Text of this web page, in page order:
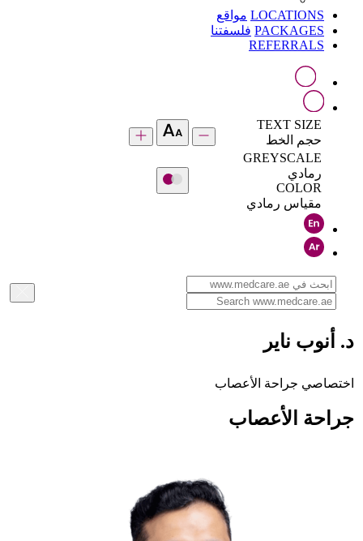
LOCATIONS مواقع
PACKAGES فلسفتنا
REFERRALS
TEXT SIZE
حجم الخط
GREYSCALE
رمادي
COLOR
مقياس رمادي
د. أنوب ناير
اختصاصي جراحة الأعصاب
جراحة الأعصاب